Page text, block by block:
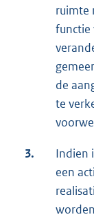
ruimte
functie
de
te
3.
Indien
een